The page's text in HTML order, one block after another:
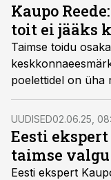
Kaupo
toit ei jääks
Taimse toidu
poelettidel on üha
tooteid, jäävad
taimne valik
traditsioonilisi
Metroserdi
biorafineerimise
UUDISED02.06.25,
Eesti
taimse
Eesti ekspert